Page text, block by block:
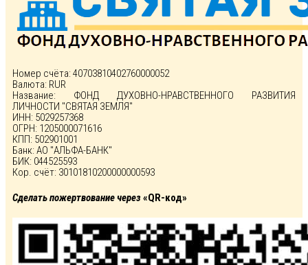
Номер счёта: 40703810402760000052
Валюта: RUR
Название: ФОНД ДУХОВНО-НРАВСТВЕННОГО РАЗВИТИЯ
ЛИЧНОСТИ "СВЯТАЯ ЗЕМЛЯ"
ИНН: 5029257368
ОГРН: 1205000071616
КПП: 502901001
Банк: АО "АЛЬФА-БАНК"
БИК: 044525593
Кор. счёт: 30101810200000000593
Сделать пожертвование через«QR-код»